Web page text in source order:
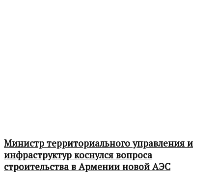
Министр территориального управления и
инфраструктур коснулся вопроса
строительства в Армении новой АЭС